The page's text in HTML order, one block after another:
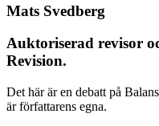
Mats Svedberg
Auktoriserad revisor
Revision.
Det här är en debatt på
är författarens egna.